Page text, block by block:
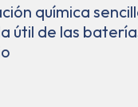
química
útil de las